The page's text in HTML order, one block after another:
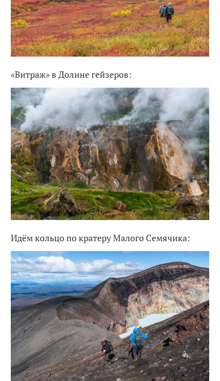
«Витраж» в Долине гейзеров:
Идём кольцо по кратеру Малого Семячика: